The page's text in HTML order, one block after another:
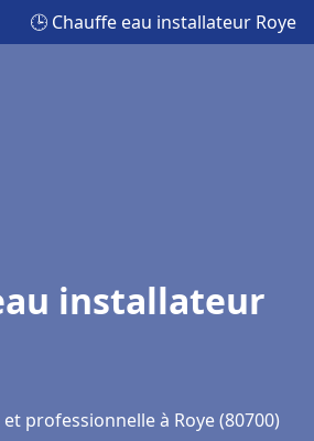
🕒 Chauffe eau installateur Roye
installateur
professionnelle à Roye (80700)